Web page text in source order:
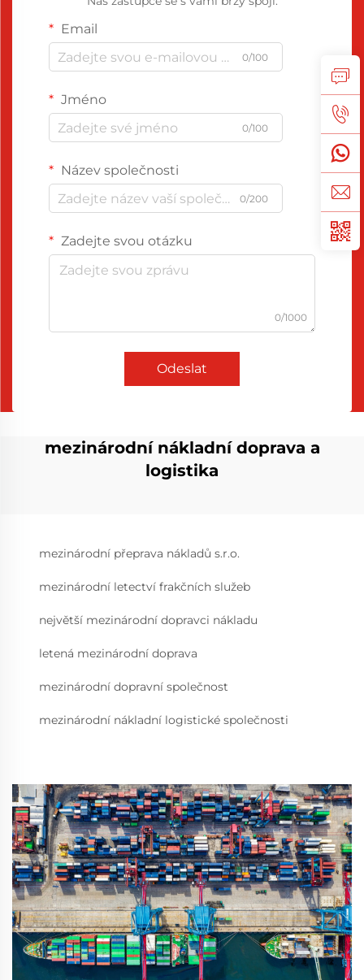
Email
0/100
Jméno
0/100
Název společnosti
0/200
Zadejte svou otázku
0/1000
Odeslat
mezinárodní nákladní doprava a
logistika
mezinárodní přeprava nákladů s.r.o.
mezinárodní letectví frakčních služeb
největší mezinárodní dopravci nákladu
letená mezinárodní doprava
mezinárodní dopravní společnost
mezinárodní nákladní logistické společnosti